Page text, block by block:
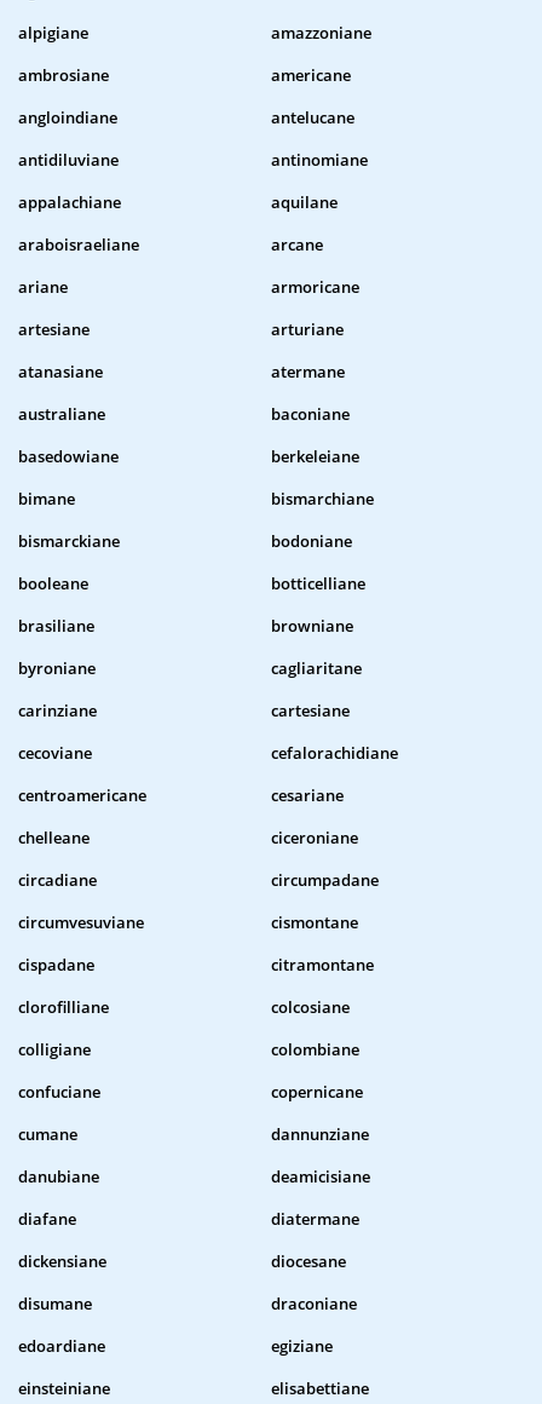
alpigiane
amazzoniane
ambrosiane
americane
angloindiane
antelucane
antidiluviane
antinomiane
appalachiane
aquilane
araboisraeliane
arcane
ariane
armoricane
artesiane
arturiane
atanasiane
atermane
australiane
baconiane
basedowiane
berkeleiane
bimane
bismarchiane
bismarckiane
bodoniane
booleane
botticelliane
brasiliane
browniane
byroniane
cagliaritane
carinziane
cartesiane
cecoviane
cefalorachidiane
centroamericane
cesariane
chelleane
ciceroniane
circadiane
circumpadane
circumvesuviane
cismontane
cispadane
citramontane
clorofilliane
colcosiane
colligiane
colombiane
confuciane
copernicane
cumane
dannunziane
danubiane
deamicisiane
diafane
diatermane
dickensiane
diocesane
disumane
draconiane
edoardiane
egiziane
einsteiniane
elisabettiane